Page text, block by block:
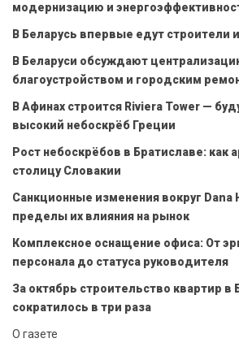
модернизацию и
В Беларусь впервые едут строители
В Беларуси обсуждают
благоустройством и городским
В Афинах строится Riviera Tower —
высокий небоскрёб Греции
Рост небоскрёбов в Братиславе: как
столицу Словакии
Санкционные изменения вокруг Dana
пределы их влияния на рынок
Комплексное оснащение офиса: От
персонала до статуса руководителя
За октябрь строительство квартир в
сократилось в три раза
О газете